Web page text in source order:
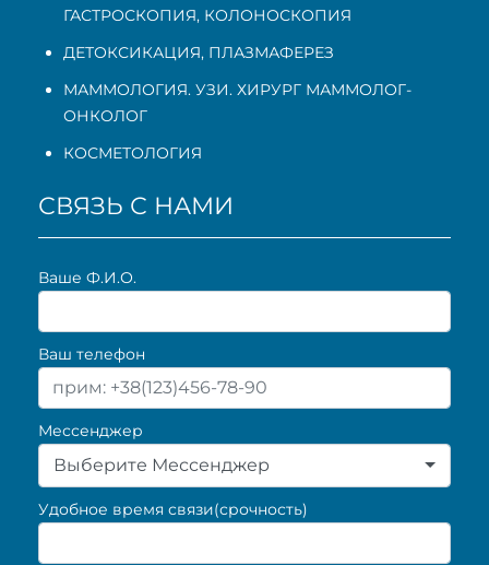
ГАСТРОСКОПИЯ, КОЛОНОСКОПИЯ
ДЕТОКСИКАЦИЯ, ПЛАЗМАФЕРЕЗ
МАММОЛОГИЯ. УЗИ. ХИРУРГ МАММОЛОГ-
ОНКОЛОГ
КОСМЕТОЛОГИЯ
СВЯЗЬ С НАМИ
Ваше Ф.И.О.
Ваш телефон
Мессенджер
Выберите Мессенджер
Удобное время связи(срочность)